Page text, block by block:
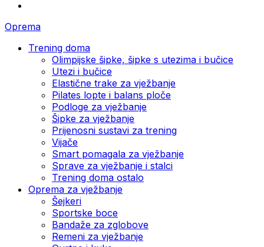
Oprema
Trening doma
Olimpijske šipke, šipke s utezima i bučice
Utezi i bučice
Elastične trake za vježbanje
Pilates lopte i balans ploče
Podloge za vježbanje
Šipke za vježbanje
Prijenosni sustavi za trening
Vijače
Smart pomagala za vježbanje
Sprave za vježbanje i stalci
Trening doma ostalo
Oprema za vježbanje
Šejkeri
Sportske boce
Bandaže za zglobove
Remeni za vježbanje